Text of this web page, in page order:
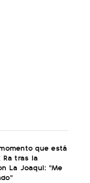
que está
Ra tras la
La Joaqui: "Me